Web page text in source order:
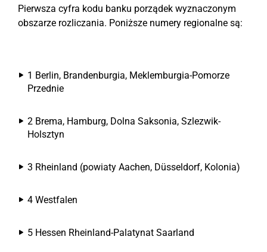
Pierwsza cyfra kodu banku porządek wyznaczonym
obszarze rozliczania. Poniższe numery regionalne są:
1 Berlin, Brandenburgia, Meklemburgia-Pomorze
Przednie
2 Brema, Hamburg, Dolna Saksonia, Szlezwik-
Holsztyn
3 Rheinland (powiaty Aachen, Düsseldorf, Kolonia)
4 Westfalen
5 Hessen Rheinland-Palatynat Saarland